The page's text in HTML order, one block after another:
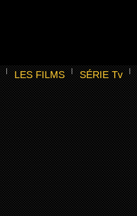
LES FILMS SÉRIE Tv